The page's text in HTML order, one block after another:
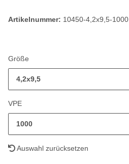
Artikelnummer: 10450-4,2x9,5-1000
Größe
4,2x9,5
VPE
1000
Auswahl zurücksetzen